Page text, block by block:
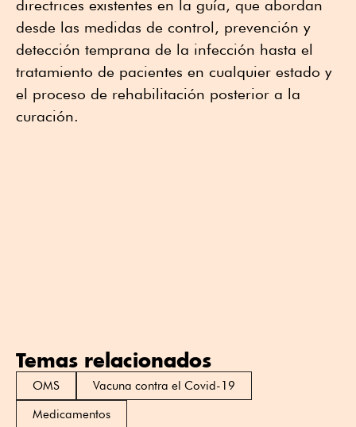
directrices existentes en la guía, que abordan
desde las medidas de control, prevención y
detección temprana de la infección hasta el
tratamiento de pacientes en cualquier estado y
el proceso de rehabilitación posterior a la
curación.
Temas relacionados
OMS
Vacuna contra el Covid-19
Medicamentos